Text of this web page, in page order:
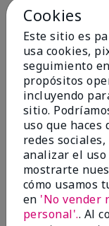
4 estrellas
3 estrellas
2 estrellas
1 estrella
Cookies
Este sitio es
usa cookies,
seguimiento
propósitos
incluyendo
sitio.
uso que haces
redes
analizar el uso
mostrarte
cómo usamos
en 'No vender
personal'.. Al